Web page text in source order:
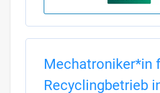
Mechatroniker*in
Recyclingbetrieb